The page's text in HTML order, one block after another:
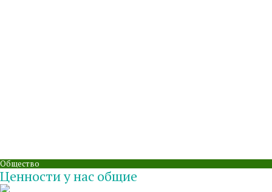
Общество
Ценности у нас общие